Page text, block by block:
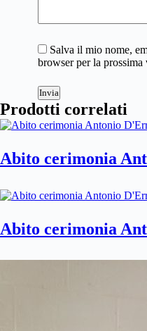
Salva il mio nome,
browser per la prossima
Invia
Prodotti correlati
Abito cerimonia
Abito cerimonia